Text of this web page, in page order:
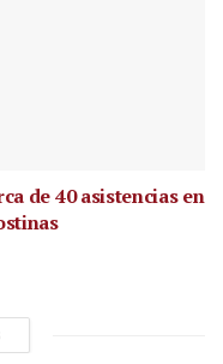
de 40 asistencias en